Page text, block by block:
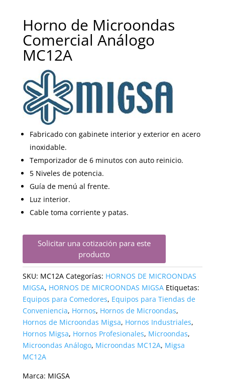
Horno de Microondas
Comercial Análogo
MC12A
Fabricado con gabinete interior y exterior en acero
inoxidable.
Temporizador de 6 minutos con auto reinicio.
5 Niveles de potencia.
Guía de menú al frente.
Luz interior.
Cable toma corriente y patas.
Solicitar una cotización para este
producto
SKU: MC12A Categorías: HORNOS DE MICROONDAS
MIGSA, HORNOS DE MICROONDAS MIGSA Etiquetas:
Equipos para Comedores, Equipos para Tiendas de
Conveniencia, Hornos, Hornos de Microondas,
Hornos de Microondas Migsa, Hornos Industriales,
Hornos Migsa, Hornos Profesionales, Microondas,
Microondas Análogo, Microondas MC12A, Migsa
MC12A
Marca: MIGSA